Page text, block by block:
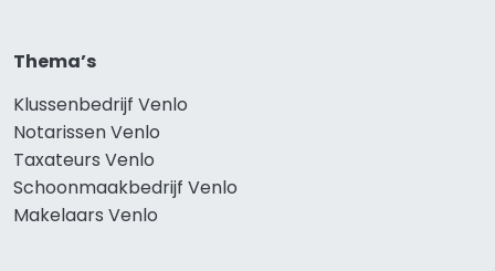
Thema’s
Klussenbedrijf Venlo
Notarissen Venlo
Taxateurs Venlo
Schoonmaakbedrijf Venlo
Makelaars Venlo